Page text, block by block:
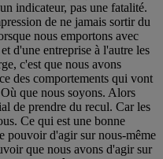
indicateur, pas une fatalité.
de ne jamais sortir du
nous emportons avec
d'une entreprise à l'autre les
c'est que nous avons
des comportements qui vont
que nous soyons. Alors
de prendre du recul. Car les
Ce qui est une bonne
pouvoir d'agir sur nous-même
que nous avons d'agir sur